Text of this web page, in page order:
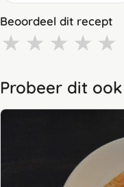
Beoordeel dit recept
★ ★ ★ ★ ★
Probeer dit ook